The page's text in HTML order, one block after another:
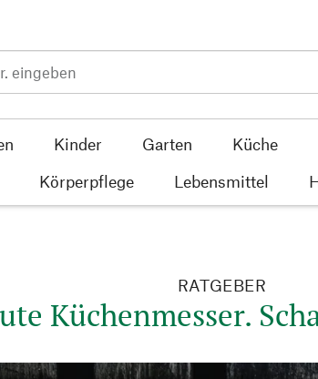
Kinder Garten Küche
Körperpflege Lebensmittel
RATGEBER
Küchenmesser.